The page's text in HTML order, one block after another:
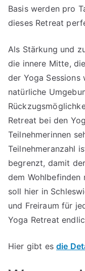
Basis werden pro
dieses Retreat
Als Stärkung und
die innere Mitte,
der Yoga Sessions
natürliche
Retreat bei den
Teilnehmerinnen
Teilnehmeranzahl
begrenzt, damit
dem
soll hier in
und Freiraum für
Yoga Retreat
Hier gibt esdie